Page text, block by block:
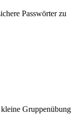
Passwörter zu
Gruppenübung